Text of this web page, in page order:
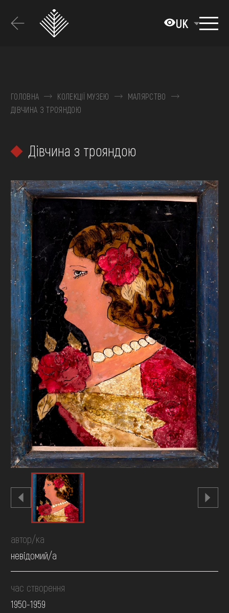
основного
UK
КОЛЕКЦІЇ
ВИСТАВКИ ТА ПОДІЇ
ВІДВІДАТИ
НАВЧИТИСЯ
ПОСЛУГИ
ОНЛАЙН-КРАМНИЦЯ
ПІДТРИМАТИ
ГОЛОВНА КОЛЕКЦІЇ МУЗЕЮ
МАЛЯРСТВО
ДІВЧИНА З ТРОЯНДОЮ
Дівчина з трояндою
автор/ка
невідомий/а
час створення
1950-1959